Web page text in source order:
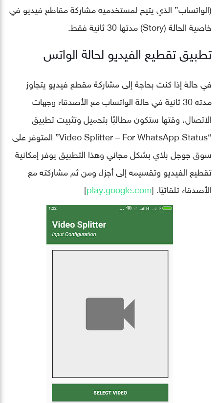
(الواتساب” الذي يتيح لمستخدميه مشاركة مقاطع فيديو في
خاصية الحالة (Story) مدتها 30 ثانية فقط.
تطبيق تقطيع الفيديو لحالة الواتس
في حالة إذا كنت بحاجة إلى مشاركة مقطع فيديو يتجاوز
مدته 30 ثانية في حالة الواتساب مع الأصدقاء وجهات
الاتصال، وقتها ستكون مطالبًا بتحميل وتثبيت تطبيق
“Video Splitter – For WhatsApp Status‏” المتوفر على
سوق جوجل بلاي بشكل مجاني وهذا التطبيق يوفر إمكانية
تقطيع الفيديو وتقسيمه إلى أجزاء ومن ثم مشاركته مع
الأصدقاء تلقائيًا. [play.google.com
]